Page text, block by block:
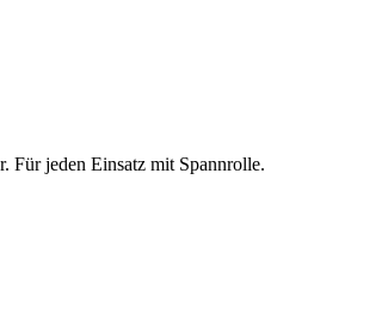
Für jeden Einsatz mit Spannrolle.